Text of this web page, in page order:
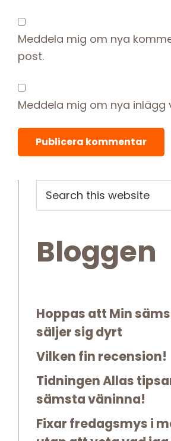
Meddela mig om nya
post.
Meddela mig om nya inlägg
Primary
Sidebar
this
website
Bloggen
Hoppas att Min
säljer sig dyrt
Vilken fin recension!
Tidningen Allas
sämsta väninna!
Fixar fredagsmys i